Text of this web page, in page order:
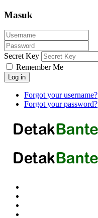
Masuk
Secret Key
Remember Me
Log in
Forgot your username?
Forgot your password?